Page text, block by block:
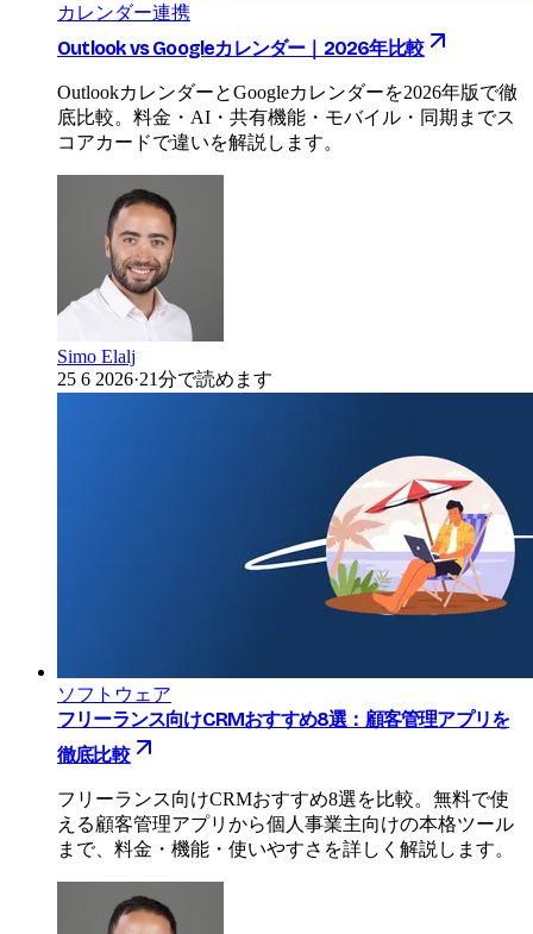
カレンダー連携
Outlook vs Googleカレンダー｜2026年比較
OutlookカレンダーとGoogleカレンダーを2026年版で徹
底比較。料金・AI・共有機能・モバイル・同期までス
コアカードで違いを解説します。
Simo Elalj
25 6 2026·21分で読めます
ソフトウェア
フリーランス向けCRMおすすめ8選：顧客管理アプリを
徹底比較
フリーランス向けCRMおすすめ8選を比較。無料で使
える顧客管理アプリから個人事業主向けの本格ツール
まで、料金・機能・使いやすさを詳しく解説します。